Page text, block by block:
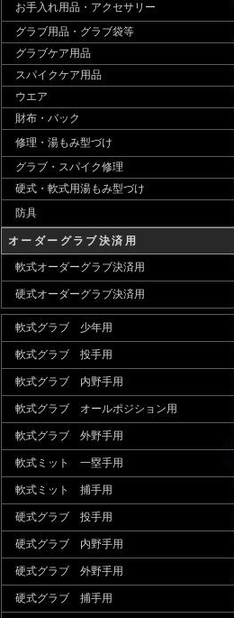
お手入れ用品・アクセサリー
グラブ用品・グラブ袋等
グラブケア用品
スパイクケア用品
ウエア
財布・バック
修理・湯もみ型づけ
グラブ・スパイク修理
硬式・軟式用湯もみ型づけ
防具
オーダーグラブ決済用
軟式オーダーグラブ決済用
硬式オーダーグラブ決済用
軟式グラブ 少年用
軟式グラブ 投手用
軟式グラブ 内野手用
軟式グラブ オールポジション用
軟式グラブ 外野手用
軟式ミット 一塁手用
軟式ミット 捕手用
硬式グラブ 投手用
硬式グラブ 内野手用
硬式グラブ 外野手用
硬式グラブ 捕手用